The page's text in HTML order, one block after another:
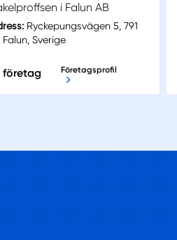
i Falun AB
Ryckepungsvägen 5, 791
Falun, Sverige
företag Företagsprofil